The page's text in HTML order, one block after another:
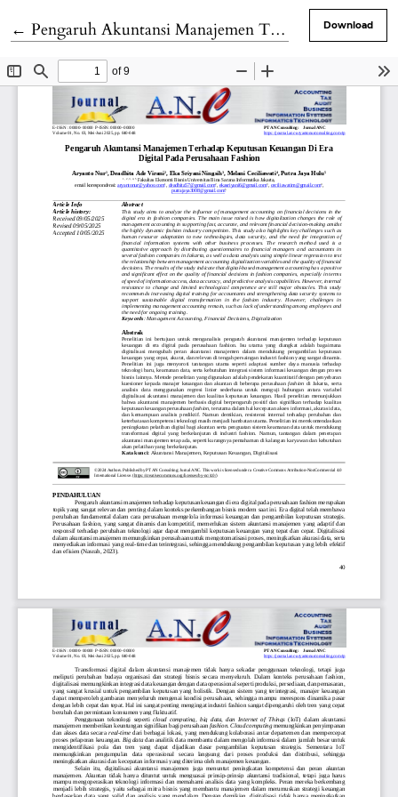
← Return to Article Details
Pengaruh Akuntansi Manajemen Terhadap Keputusan Keuangan Di Era Digital Pada Perusahaan Fashion Download